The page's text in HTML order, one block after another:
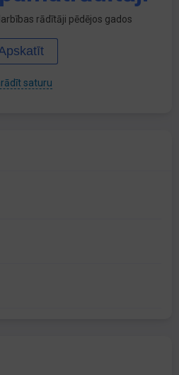
rādītāji pēdējos gados
saturu